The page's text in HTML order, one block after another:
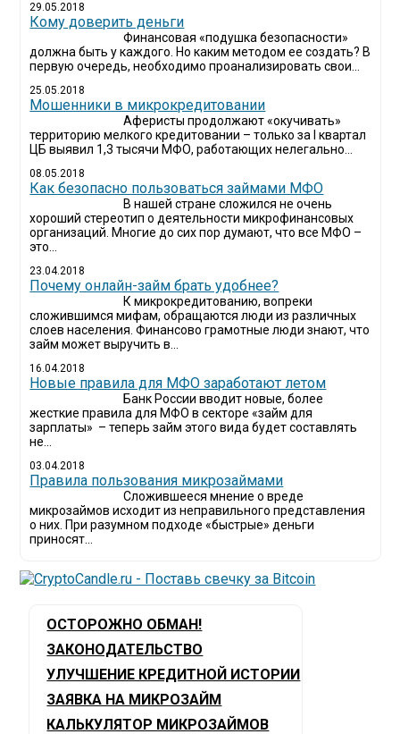
29.05.2018
Кому доверить деньги
Финансовая «подушка безопасности»
должна быть у каждого. Но каким методом ее создать? В
первую очередь, необходимо проанализировать свои...
25.05.2018
Мошенники в микрокредитовании
Аферисты продолжают «окучивать»
территорию мелкого кредитовании – только за I квартал
ЦБ выявил 1,3 тысячи МФО, работающих нелегально...
08.05.2018
Как безопасно пользоваться займами МФО
В нашей стране сложился не очень
хороший стереотип о деятельности микрофинансовых
организаций. Многие до сих пор думают, что все МФО –
это...
23.04.2018
Почему онлайн-займ брать удобнее?
К микрокредитованию, вопреки
сложившимся мифам, обращаются люди из различных
слоев населения. Финансово грамотные люди знают, что
займ может выручить в...
16.04.2018
Новые правила для МФО заработают летом
Банк России вводит новые, более
жесткие правила для МФО в секторе «займ для
зарплаты» – теперь займ этого вида будет составлять
не...
03.04.2018
​Правила пользования микрозаймами
Сложившееся мнение о вреде
микрозаймов исходит из неправильного представления
о них. При разумном подходе «быстрые» деньги
приносят...
ОСТОРОЖНО ОБМАН!
ЗАКОНОДАТЕЛЬСТВО
УЛУЧШЕНИЕ КРЕДИТНОЙ ИСТОРИИ
ЗАЯВКА НА МИКРОЗАЙМ
КАЛЬКУЛЯТОР МИКРОЗАЙМОВ